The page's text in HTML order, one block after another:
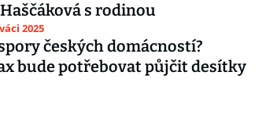
Haščáková s rodinou
2025
českých domácností?
bude potřebovat půjčit desítky